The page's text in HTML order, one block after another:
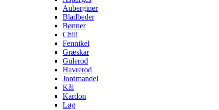
Auberginer
Bladbeder
Bønner
Chili
Fennikel
Græskar
Gulerod
Havrerod
Jordmandel
Kål
Kardon
Løg